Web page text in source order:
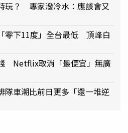
玩？ 專家潑冷水：應該會又
零下11度」全台最低 頂峰白
Netflix取消「最便宜」無廣
車潮比前日更多「還一堆逆